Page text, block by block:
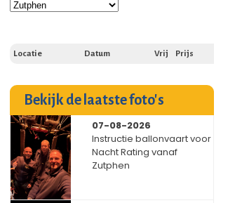
Locatie Datum Vrij Prijs
Bekijk de laatste foto's
07-08-2026
Instructie ballonvaart voor
Nacht Rating vanaf
Zutphen